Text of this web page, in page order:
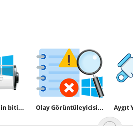
Windowsta pilin bitimine kalan süre yazmıyor Olay Görüntüleyicisindeki bir olaya kısayol oluşturun